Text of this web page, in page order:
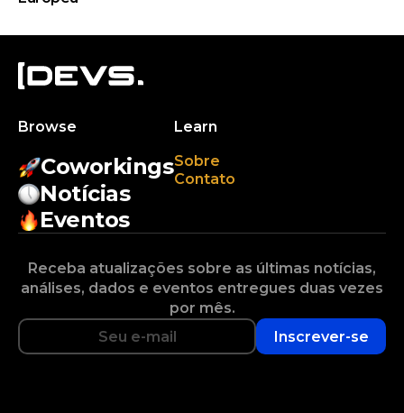
Browse
Coworkings
Notícias
Eventos
Learn
Sobre
Contato
Receba atualizações sobre as últimas notícias,
análises, dados e eventos entregues duas vezes
por mês.
Inscrever-se